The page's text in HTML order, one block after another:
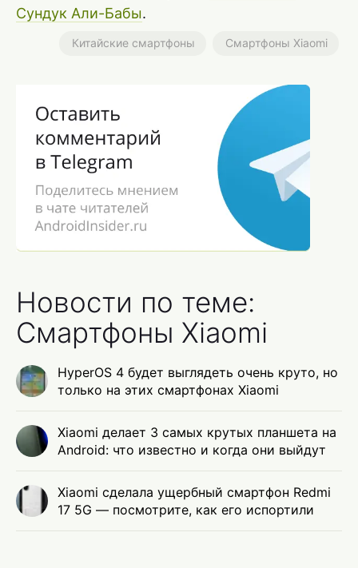
Сундук Али-Бабы.
Китайские смартфоны Смартфоны Xiaomi
Новости по теме:
Смартфоны Xiaomi
HyperOS 4 будет выглядеть очень круто, но
только на этих смартфонах Xiaomi
Xiaomi делает 3 самых крутых планшета на
Android: что известно и когда они выйдут
Xiaomi сделала ущербный смартфон Redmi
17 5G — посмотрите, как его испортили